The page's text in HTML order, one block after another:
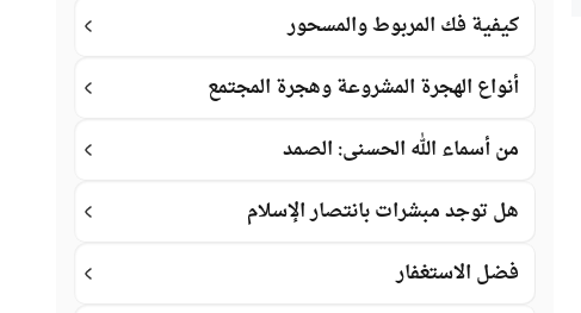
كيفية فك المربوط والمسحور
أنواع الهجرة المشروعة وهجرة المجتمع
من أسماء الله الحسنى: الصمد
هل توجد مبشرات بانتصار الإسلام
فضل الاستغفار